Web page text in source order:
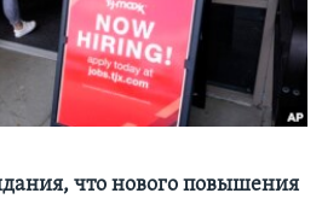
что нового повышения